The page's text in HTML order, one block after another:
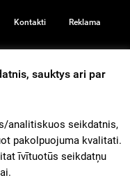
Kontakti Reklama
sauktys ari par
analitiskuos seikdatnis,
pakolpuojuma kvalitati.
īvītuotūs seikdatņu